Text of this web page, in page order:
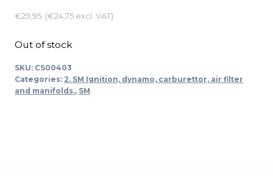
€29,95 (€24,75 excl. VAT)
Out of stock
SKU: CS00403
Categories: 2. SM Ignition, dynamo, carburettor, air filter
and manifolds., SM